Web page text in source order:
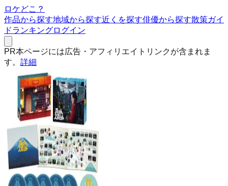
ロケどこ？
作品から探す地域から探す近くを探す俳優から探す散策ガイ
ドランキングログイン
PR本ページには広告・アフィリエイトリンクが含まれま
す。 詳細